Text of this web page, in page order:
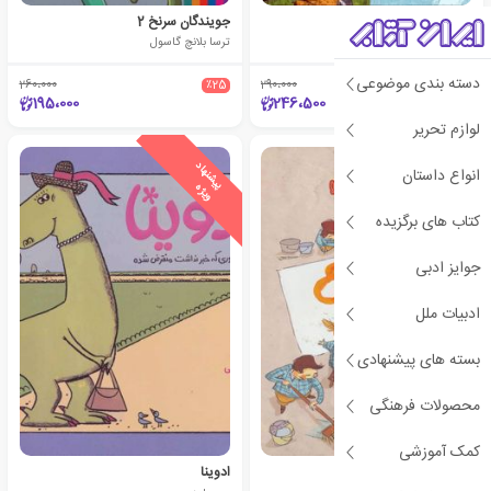
دسته بندی موضوعی
لوازم تحریر
انواع داستان
کتاب های برگزیده
جوایز ادبی
ادبیات ملل
بسته های پیشنهادی
محصولات فرهنگی
کمک آموزشی
حقوق و برابری
مری موری
٪15 290،000
246،500
جویندگان سرنخ 2
ترسا بلانچ گاسول
٪25 260،000
195،000
پ
ی
ش
ن
ه
ا
د
و
ی
ژ
ه پ
ی
ش
ن
ه
ا
د
و
ی
ژ
ه
ادوینا